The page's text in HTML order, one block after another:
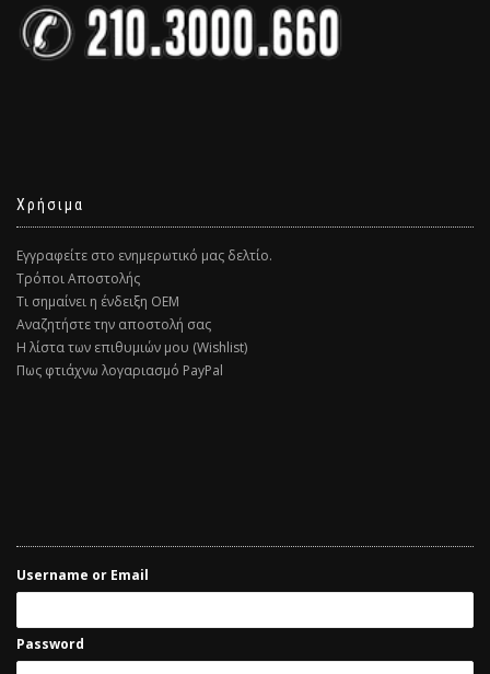
Χρήσιμα
Εγγραφείτε στο ενημερωτικό μας δελτίο.
Τρόποι Αποστολής
Τι σημαίνει η ένδειξη ΟΕΜ
Αναζητήστε την αποστολή σας
Η λίστα των επιθυμιών μου (Wishlist)
Πως φτιάχνω λογαριασμό PayPal
Username or Email
Password